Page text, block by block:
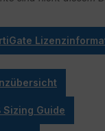
Sizing Guide